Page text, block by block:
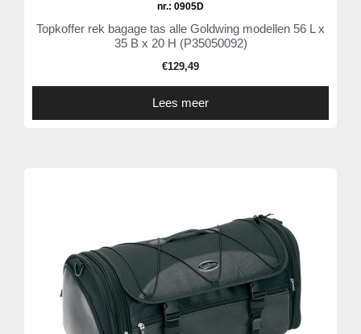
nr.: 0905D
Topkoffer rek bagage tas alle Goldwing modellen 56 L x
35 B x 20 H (P35050092)
€129,49
Lees meer